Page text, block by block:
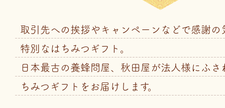
取引先への挨拶やキャンペーンなどで感謝の
特別なはちみつギフト。
日本最古の養蜂問屋、秋田屋が法人様にふさ
ちみつギフトをお届けします。